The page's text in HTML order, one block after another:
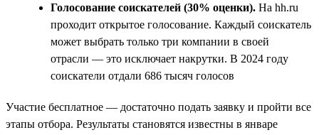
Голосование соискателей (30% оценки). На hh.ru
проходит открытое голосование. Каждый соискатель
может выбрать только три компании в своей
отрасли — это исключает накрутки. В 2024 году
соискатели отдали 686 тысяч голосов
Участие бесплатное — достаточно подать заявку и пройти все
этапы отбора. Результаты становятся известны в январе